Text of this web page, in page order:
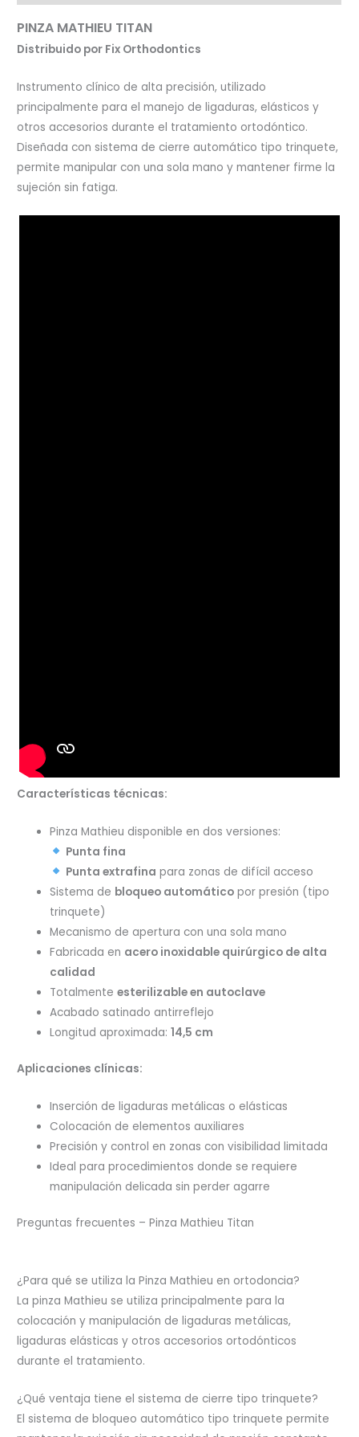
PINZA MATHIEU TITAN
Distribuido por Fix Orthodontics
Instrumento clínico de alta precisión, utilizado
principalmente para el manejo de ligaduras, elásticos y
otros accesorios durante el tratamiento ortodóntico.
Diseñada con sistema de cierre automático tipo trinquete,
permite manipular con una sola mano y mantener firme la
sujeción sin fatiga.
Características técnicas:
Pinza Mathieu disponible en dos versiones:
Punta fina
Punta extrafina para zonas de difícil acceso
Sistema de bloqueo automático por presión (tipo
trinquete)
Mecanismo de apertura con una sola mano
Fabricada en acero inoxidable quirúrgico de alta
calidad
Totalmenteesterilizable en autoclave
Acabado satinado antirreflejo
Longitud aproximada:14,5 cm
Aplicaciones clínicas:
Inserción de ligaduras metálicas o elásticas
Colocación de elementos auxiliares
Precisión y control en zonas con visibilidad limitada
Ideal para procedimientos donde se requiere
manipulación delicada sin perder agarre
Preguntas frecuentes – Pinza Mathieu Titan
¿Para qué se utiliza la Pinza Mathieu en ortodoncia?
La pinza Mathieu se utiliza principalmente para la
colocación y manipulación de ligaduras metálicas,
ligaduras elásticas y otros accesorios ortodónticos
durante el tratamiento.
¿Qué ventaja tiene el sistema de cierre tipo trinquete?
El sistema de bloqueo automático tipo trinquete permite